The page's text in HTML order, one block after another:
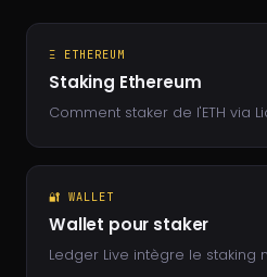
Ξ ETHEREUM
Staking Ethereum
Comment staker de l'ETH via
🔐 WALLET
Wallet pour staker
Ledger Live intègre le staking